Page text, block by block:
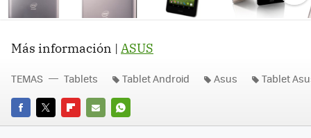
Más información | ASUS
FACEBOOK
TWITTERFLIPBOARD
E-
WHATSAPP
TEMAS Tablets Tablet Android Asus Tablet